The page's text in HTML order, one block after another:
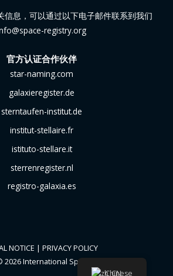
信息，可以通过以下电子邮件联系到我们
registry.org
官方认证合作伙伴
star-naming.com
galaxieregister.de
sterntaufen-institut.de
institut-stellaire.fr
istituto-stellare.it
sterrenregister.nl
registro-galaxia.es
NOTICE | PRIVACY POLICY
2026 International Space Registry
Chinese